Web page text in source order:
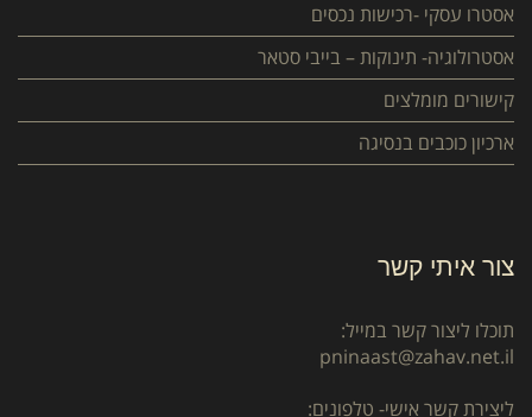
אסטרו עסקי -רכישות נכסים
אסטרולוגיה- תינוקות – בייבי סטאר
קישורים מומלצים
ארכיון כוכבים בנסיגה
צור איתי קשר
תוכלו ליצור קשר במייל:
pninaast@zahav.net.il
ליצירת קשר אישי- טלפונים: